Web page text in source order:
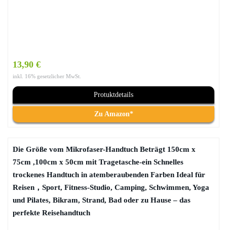
13,90 €
inkl. 16% gesetzlicher MwSt.
Protuktdetails
Zu Amazon*
Die Größe vom Mikrofaser-Handtuch Beträgt 150cm x
75cm ,100cm x 50cm mit Tragetasche-ein Schnelles
trockenes Handtuch in atemberaubenden Farben Ideal für
Reisen，Sport, Fitness-Studio, Camping, Schwimmen, Yoga
und Pilates, Bikram, Strand, Bad oder zu Hause – das
perfekte Reisehandtuch